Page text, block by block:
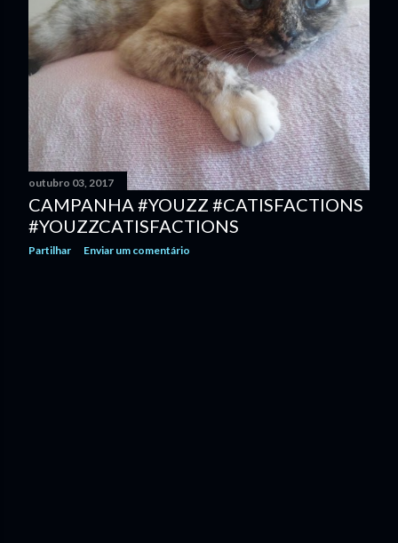
outubro 03, 2017
CAMPANHA #YOUZZ #CATISFACTIONS
#YOUZZCATISFACTIONS
Partilhar Enviar um comentário